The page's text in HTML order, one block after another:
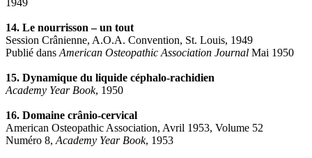
14. Le nourrisson – un tout
Session Crânienne, A.O.A. Convention, St. Louis, 1949
Publié dans American Osteopathic Association Journal Mai 1950
15. Dynamique du liquide céphalo-rachidien
Academy Year Book, 1950
16. Domaine crânio-cervical
American Osteopathic Association, Avril 1953, Volume 52
Numéro 8, Academy Year Book, 1953